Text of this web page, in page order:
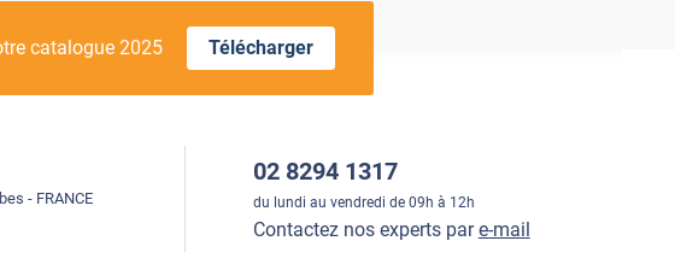
catalogue 2025 Télécharger
- FRANCE
02 8294 1317
du lundi au vendredi de 09h à 12h
Contactez nos experts pare-mail